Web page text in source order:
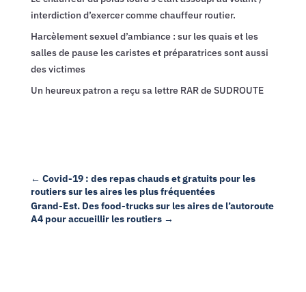
interdiction d’exercer comme chauffeur routier.
Harcèlement sexuel d’ambiance : sur les quais et les
salles de pause les caristes et préparatrices sont aussi
des victimes
Un heureux patron a reçu sa lettre RAR de SUDROUTE
← Covid-19 : des repas chauds et gratuits pour les
routiers sur les aires les plus fréquentées
Grand-Est. Des food-trucks sur les aires de l’autoroute
A4 pour accueillir les routiers→